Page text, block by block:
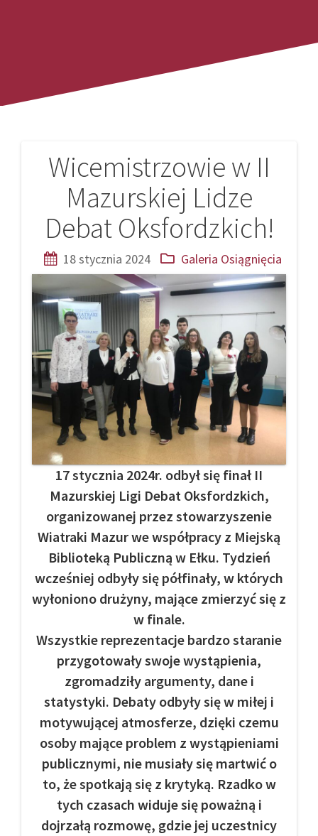
Wicemistrzowie w II
Mazurskiej Lidze
Debat Oksfordzkich!
18 stycznia 2024 Galeria Osiągnięcia
17 stycznia 2024r. odbył się finał II
Mazurskiej Ligi Debat Oksfordzkich,
organizowanej przez stowarzyszenie
Wiatraki Mazur we współpracy z Miejską
Biblioteką Publiczną w Ełku. Tydzień
wcześniej odbyły się półfinały, w których
wyłoniono drużyny, mające zmierzyć się z
w finale.
Wszystkie reprezentacje bardzo staranie
przygotowały swoje wystąpienia,
zgromadziły argumenty, dane i
statystyki. Debaty odbyły się w miłej i
motywującej atmosferze, dzięki czemu
osoby mające problem z wystąpieniami
publicznymi, nie musiały się martwić o
to, że spotkają się z krytyką. Rzadko w
tych czasach widuje się poważną i
dojrzałą rozmowę, gdzie jej uczestnicy
Nawigacja
wpisu